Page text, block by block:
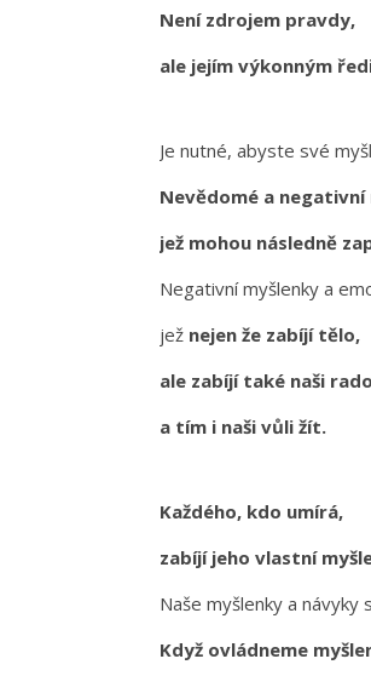
Není zdrojem pravdy,
ale jejím výkonným
Je nutné, abyste své
Nevědomé a negativní
jež mohou následně
Negativní myšlenky a
jež nejen že zabíjí tělo,
ale zabíjí také naši
a tím i naši vůli žít.
Každého, kdo umírá,
zabíjí jeho vlastní
Naše myšlenky a návyky
Když ovládneme